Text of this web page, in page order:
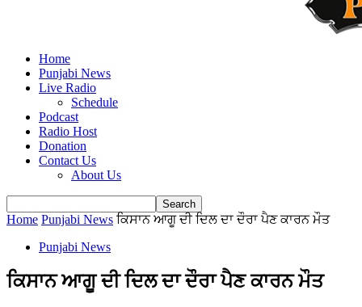
Home
Punjabi News
Live Radio
Schedule
Podcast
Radio Host
Donation
Contact Us
About Us
Home Punjabi News ਕਿਸਾਨ ਆਗੂ ਦੀ ਦਿਲ ਦਾ ਦੌਰਾ ਪੈਣ ਕਾਰਨ ਮੌਤ
Punjabi News
ਕਿਸਾਨ ਆਗੂ ਦੀ ਦਿਲ ਦਾ ਦੌਰਾ ਪੈਣ ਕਾਰਨ ਮੌਤ